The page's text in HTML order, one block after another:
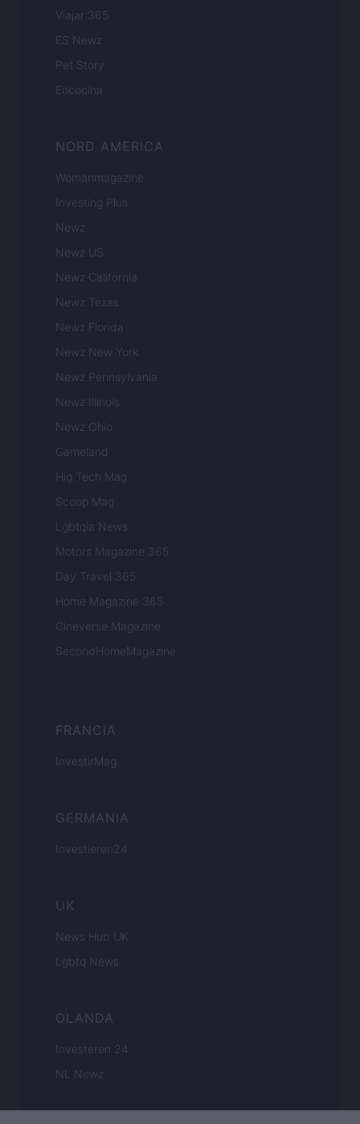
Viajar 365
ES Newz
Pet Story
Encocina
NORD AMERICA
Womanmagazine
Investing Plus
Newz
Newz US
Newz California
Newz Texas
Newz Florida
Newz New York
Newz Pennsylvania
Newz Illinois
Newz Ohio
Gameland
Hig Tech Mag
Scoop Mag
Lgbtqia News
Motors Magazine 365
Day Travel 365
Home Magazine 365
Cineverse Magazine
SecondHomeMagazine
FRANCIA
InvestirMag
GERMANIA
Investieren24
UK
News Hub UK
Lgbtq News
OLANDA
Investeren 24
NL Newz